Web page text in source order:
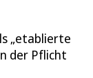
„etablierte
der Pflicht